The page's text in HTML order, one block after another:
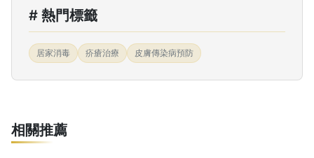
# 熱門標籤
居家消毒 疥瘡治療 皮膚傳染病預防
相關推薦